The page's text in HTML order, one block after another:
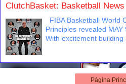
ClutchBasket: Basketball News
FIBA Basketball World
Principles revealed
With excitement building
Página